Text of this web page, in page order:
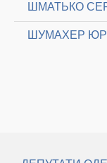
ШМАТЬКО
ШУМАХЕР